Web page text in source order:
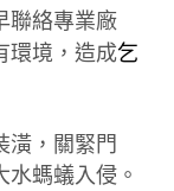
聯絡專業廠
環境，造成乞
潢，關緊門
螞蟻入侵。